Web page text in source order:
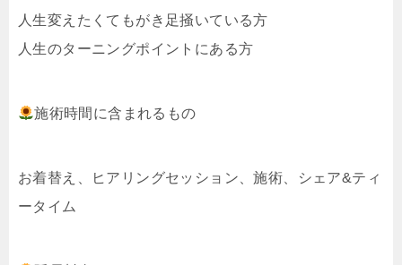
人生変えたくてもがき足掻いている方
人生のターニングポイントにある方
施術時間に含まれるもの
お着替え、ヒアリングセッション、施術、シェア&ティ
ータイム